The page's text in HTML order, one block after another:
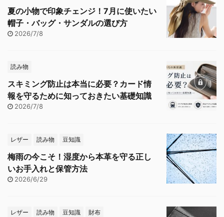
夏の小物で印象チェンジ！7月に使いたい
帽子・バッグ・サンダルの選び方
2026/7/8
読み物
スキミング防止は本当に必要？カード情
報を守るために知っておきたい基礎知識
2026/7/8
レザー 読み物 豆知識
梅雨の今こそ！湿度から本革を守る正し
いお手入れと保管方法
2026/6/29
レザー 読み物 豆知識 財布